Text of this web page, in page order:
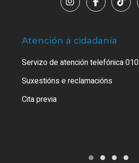
Atención á cidadanía
Servizo de atención telefónica 010
Suxestións e reclamacións
Cita previa